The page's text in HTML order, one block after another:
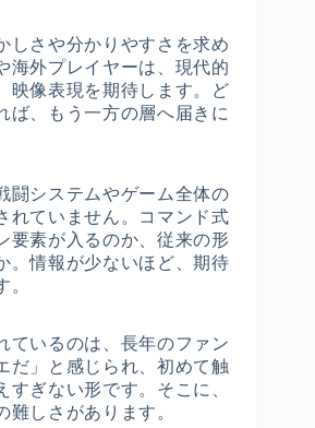
しさや分かりやすさを求め
海外プレイヤーは、現代的
映像表現を期待します。ど
ば、もう一方の層へ届きに
闘システムやゲーム全体の
れていません。コマンド式
要素が入るのか、従来の形
。情報が少ないほど、期待
。
ているのは、長年のファン
だ」と感じられ、初めて触
すぎない形です。そこに、
難しさがあります。